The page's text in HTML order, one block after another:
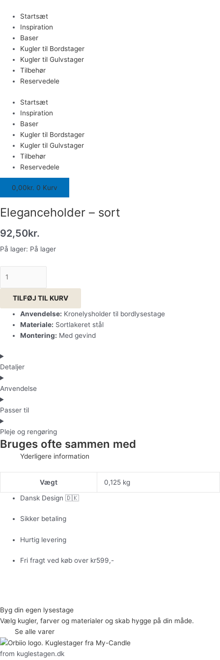
indholdet
Startsæt
Inspiration
Baser
Kugler til Bordstager
Kugler til Gulvstager
Tilbehør
Reservedele
Startsæt
Inspiration
Baser
Kugler til Bordstager
Kugler til Gulvstager
Tilbehør
Reservedele
0,00kr. 0 Kurv
Eleganceholder – sort
92,50kr.
På lager: På lager
antal
TILFØJ TIL KURV
Anvendelse: Kronelysholder til bordlysestage
Materiale: Sortlakeret stål
Montering: Med gevind
Detaljer
Anvendelse
Passer til
Pleje og rengøring
Bruges ofte sammen med
Yderligere information
Vægt
0,125 kg
Dansk Design 🇩🇰
Sikker betaling
Hurtig levering
Fri fragt ved køb over kr599,-
Byg din egen lysestage
Vælg kugler, farver og materialer og skab hygge på din måde.
Se alle varer
from kuglestagen.dk